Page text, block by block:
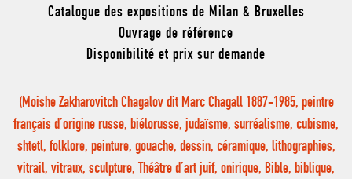
Catalogue des expositions de Milan & Bruxelles
Ouvrage de référence
Disponibilité et prix sur demande
(Moishe Zakharovitch Chagalov dit Marc Chagall 1887-1985, peintre
français d’origine russe, biélorusse, judaïsme, surréalisme, cubisme,
shtetl, folklore, peinture, gouache, dessin, céramique, lithographies,
vitrail, vitraux, sculpture, Théâtre d’art juif, onirique, Bible, biblique,